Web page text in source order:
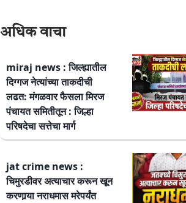
अधिक वाचा
miraj news : जिल्ह्यातील
दिग्गज नेत्यांच्या ताकदीची
लढत: मंगळवार फैसला मिरज
पंचायत समितीतून : जिल्हा
परिषदेचा सत्तेचा मार्ग
jat crime news :
चिमुरडीवर अत्याचार करून खून
करणार्‍या नराधमास मरेपर्यंत